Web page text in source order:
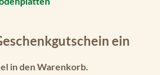
ein
in den Warenkorb.